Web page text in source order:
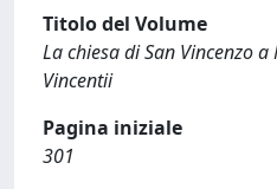
Titolo del Volume
La chiesa di San Vincenzo
Vincentii
Pagina iniziale
301